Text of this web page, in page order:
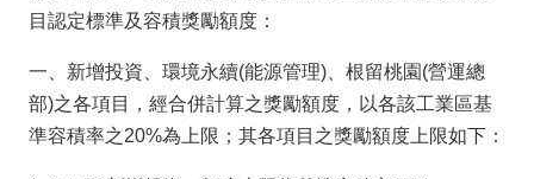
目認定標準及容積獎勵額度：
一、新增投資、環境永續(能源管理)、根留桃園(營運總
部)之各項目，經合併計算之獎勵額度，以各該工業區基
準容積率之20%為上限；其各項目之獎勵額度上限如下：